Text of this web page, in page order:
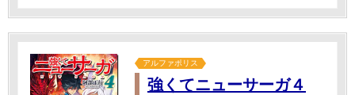
アルファポリス
強くてニューサーガ４